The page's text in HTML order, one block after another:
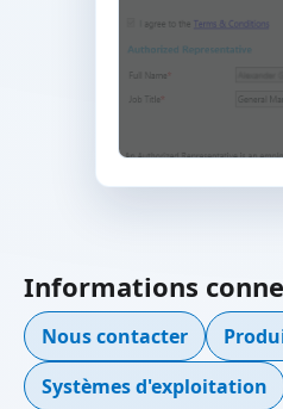
Informations
Nous contacter
Systèmes d'exploitation